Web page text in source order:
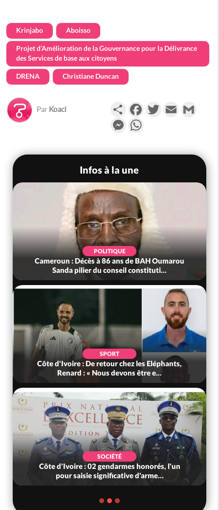
Krinjabo Aboisso
Projet d’Amélioration de la Gouvernance pour la Délivrance
des Services de base aux citoyens
DRENA Christiane Duncan
Par Koaci PartagerFacebookTwitterEmail
Messenger
Infos à la une
POLITIQUE
Cameroun : Décès à 86 ans de BAH Oumarou
Sanda pilier du conseil constituti...
SPORT
Côte d'Ivoire : De retour chez les Eléphants,
Renard : « Nous devons être e...
SOCIÉTÉ
Côte d'Ivoire : 02 gendarmes honorés, l'un
pour saisie significative d'arme...